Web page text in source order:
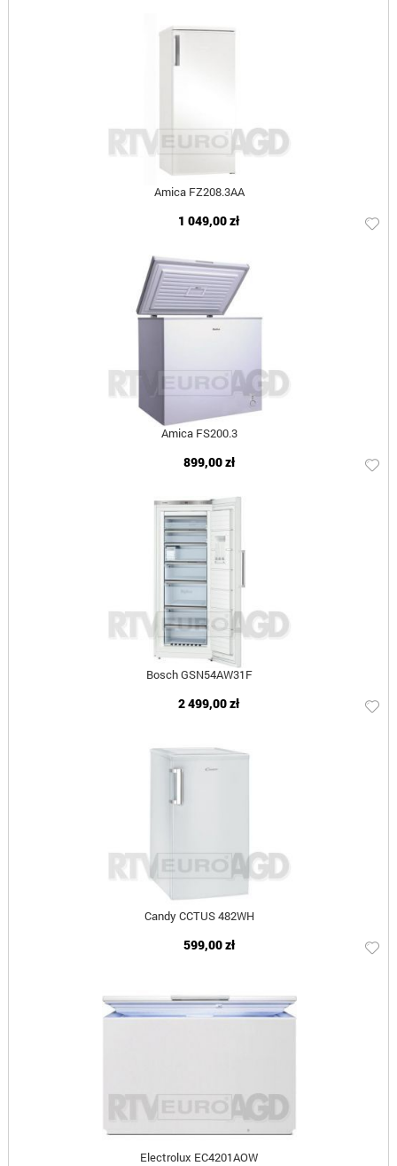
Amica FZ208.3AA
1 049,00 zł
Amica FS200.3
899,00 zł
Bosch GSN54AW31F
2 499,00 zł
Candy CCTUS 482WH
599,00 zł
Electrolux EC4201AOW